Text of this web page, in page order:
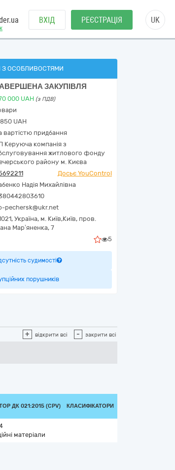
ВХІД РЕЄСТРАЦІЯ UK
З ОСОБЛИВОСТЯМИ
ЗАКУПІВЛЯ
000 UAH (з ПДВ)
UAH
вартістю придбання
Керуюча компанія з
житлового фонду
району м. Києва
Досьє YouControl
Надія Михайлівна
pechersk@ukr.net
Україна, м. Київ,Київ, пров.
Мар’яненка, 7
5
судимості
порушників
+ відкрити всі - закрити всі
ДК 021:2015 (CPV) КЛАСИФІКАТОРИ
матеріали